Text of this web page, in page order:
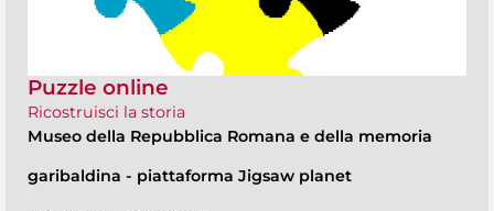
Puzzle online
Ricostruisci la storia
Museo della Repubblica Romana e della memoria
garibaldina - piattaforma Jigsaw planet